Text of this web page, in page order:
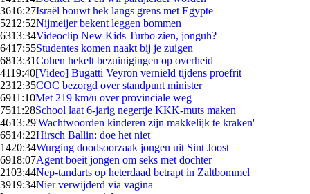
3616:27Israël bouwt hek langs grens met Egypte
5212:52Nijmeijer bekent leggen bommen
6313:34Videoclip New Kids Turbo zien, jonguh?
6417:55Studentes komen naakt bij je zuigen
6813:31Cohen hekelt bezuinigingen op overheid
4119:40[Video] Bugatti Veyron vernield tijdens proefrit
2312:35COC bezorgd over standpunt minister
6911:10Met 219 km/u over provinciale weg
7511:28School laat 6-jarig negertje KKK-muts maken
4613:29'Wachtwoorden kinderen zijn makkelijk te kraken'
6514:22Hirsch Ballin: doe het niet
1420:34Wurging doodsoorzaak jongen uit Sint Joost
6918:07Agent boeit jongen om seks met dochter
2103:44Nep-tandarts op heterdaad betrapt in Zaltbommel
3919:34Nier verwijderd via vagina